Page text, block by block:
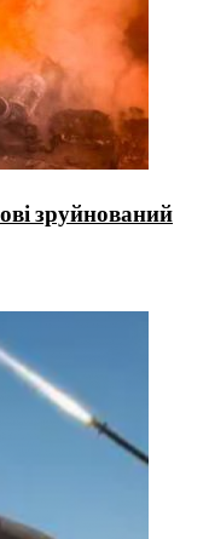
зруйнований